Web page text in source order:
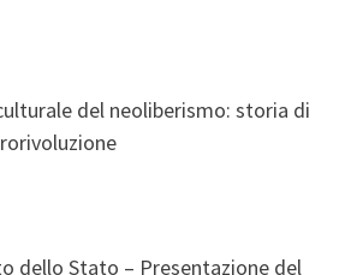
del neoliberismo: storia di
dello Stato – Presentazione del